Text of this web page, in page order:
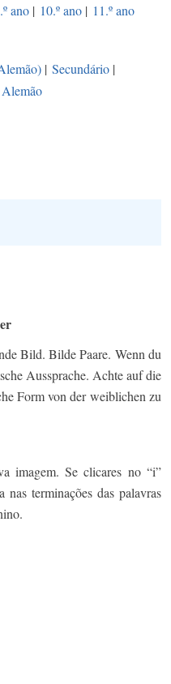
ano | 10.º ano | 11.º ano
| Secundário |
Alemão
Bild. Bilde Paare. Wenn du
Aussprache. Achte auf die
Form von der weiblichen zu
imagem. Se clicares no “i”
nas terminações das palavras